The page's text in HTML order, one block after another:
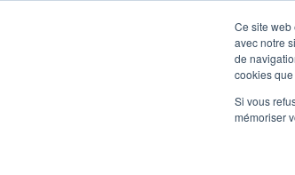
Ce site web
avec notre
de
cookies
Si vous
mémoriser